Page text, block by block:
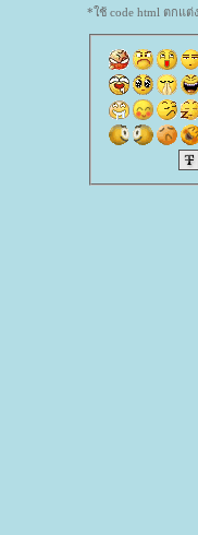
*ใช้ code html ตกแ